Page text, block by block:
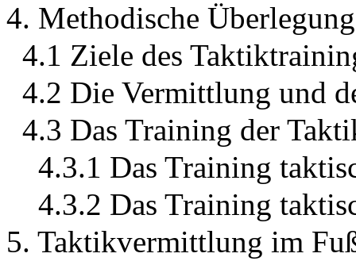
4. Methodische
4.1 Ziele des
4.2 Die Vermittlung und
4.3 Das Training der
4.3.1 Das Training
4.3.2 Das Training
5. Taktikvermittlung im